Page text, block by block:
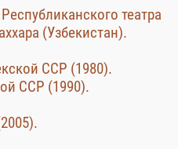
театра
(Узбекистан).
ССР (1980).
ССР (1990).